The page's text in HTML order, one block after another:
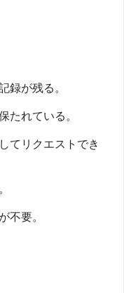
録が残る。
たれている。
てリクエストでき
不要。